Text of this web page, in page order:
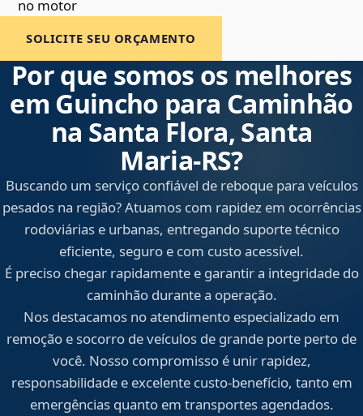
no motor
SOLICITE SEU ORÇAMENTO
Por que somos os melhores
em Guincho para Caminhão
na Santa Flora, Santa
Maria‑RS?
Buscando um serviço confiável de reboque para veículos
pesados na região? Atuamos com rapidez em ocorrências
rodoviárias e urbanas, entregando suporte técnico
eficiente, seguro e com custo acessível.
É preciso chegar rapidamente e garantir a integridade do
caminhão durante a operação.
Nos destacamos no atendimento especializado em
remoção e socorro de veículos de grande porte perto de
você. Nosso compromisso é unir rapidez,
responsabilidade e excelente custo-benefício, tanto em
emergências quanto em transportes agendados.